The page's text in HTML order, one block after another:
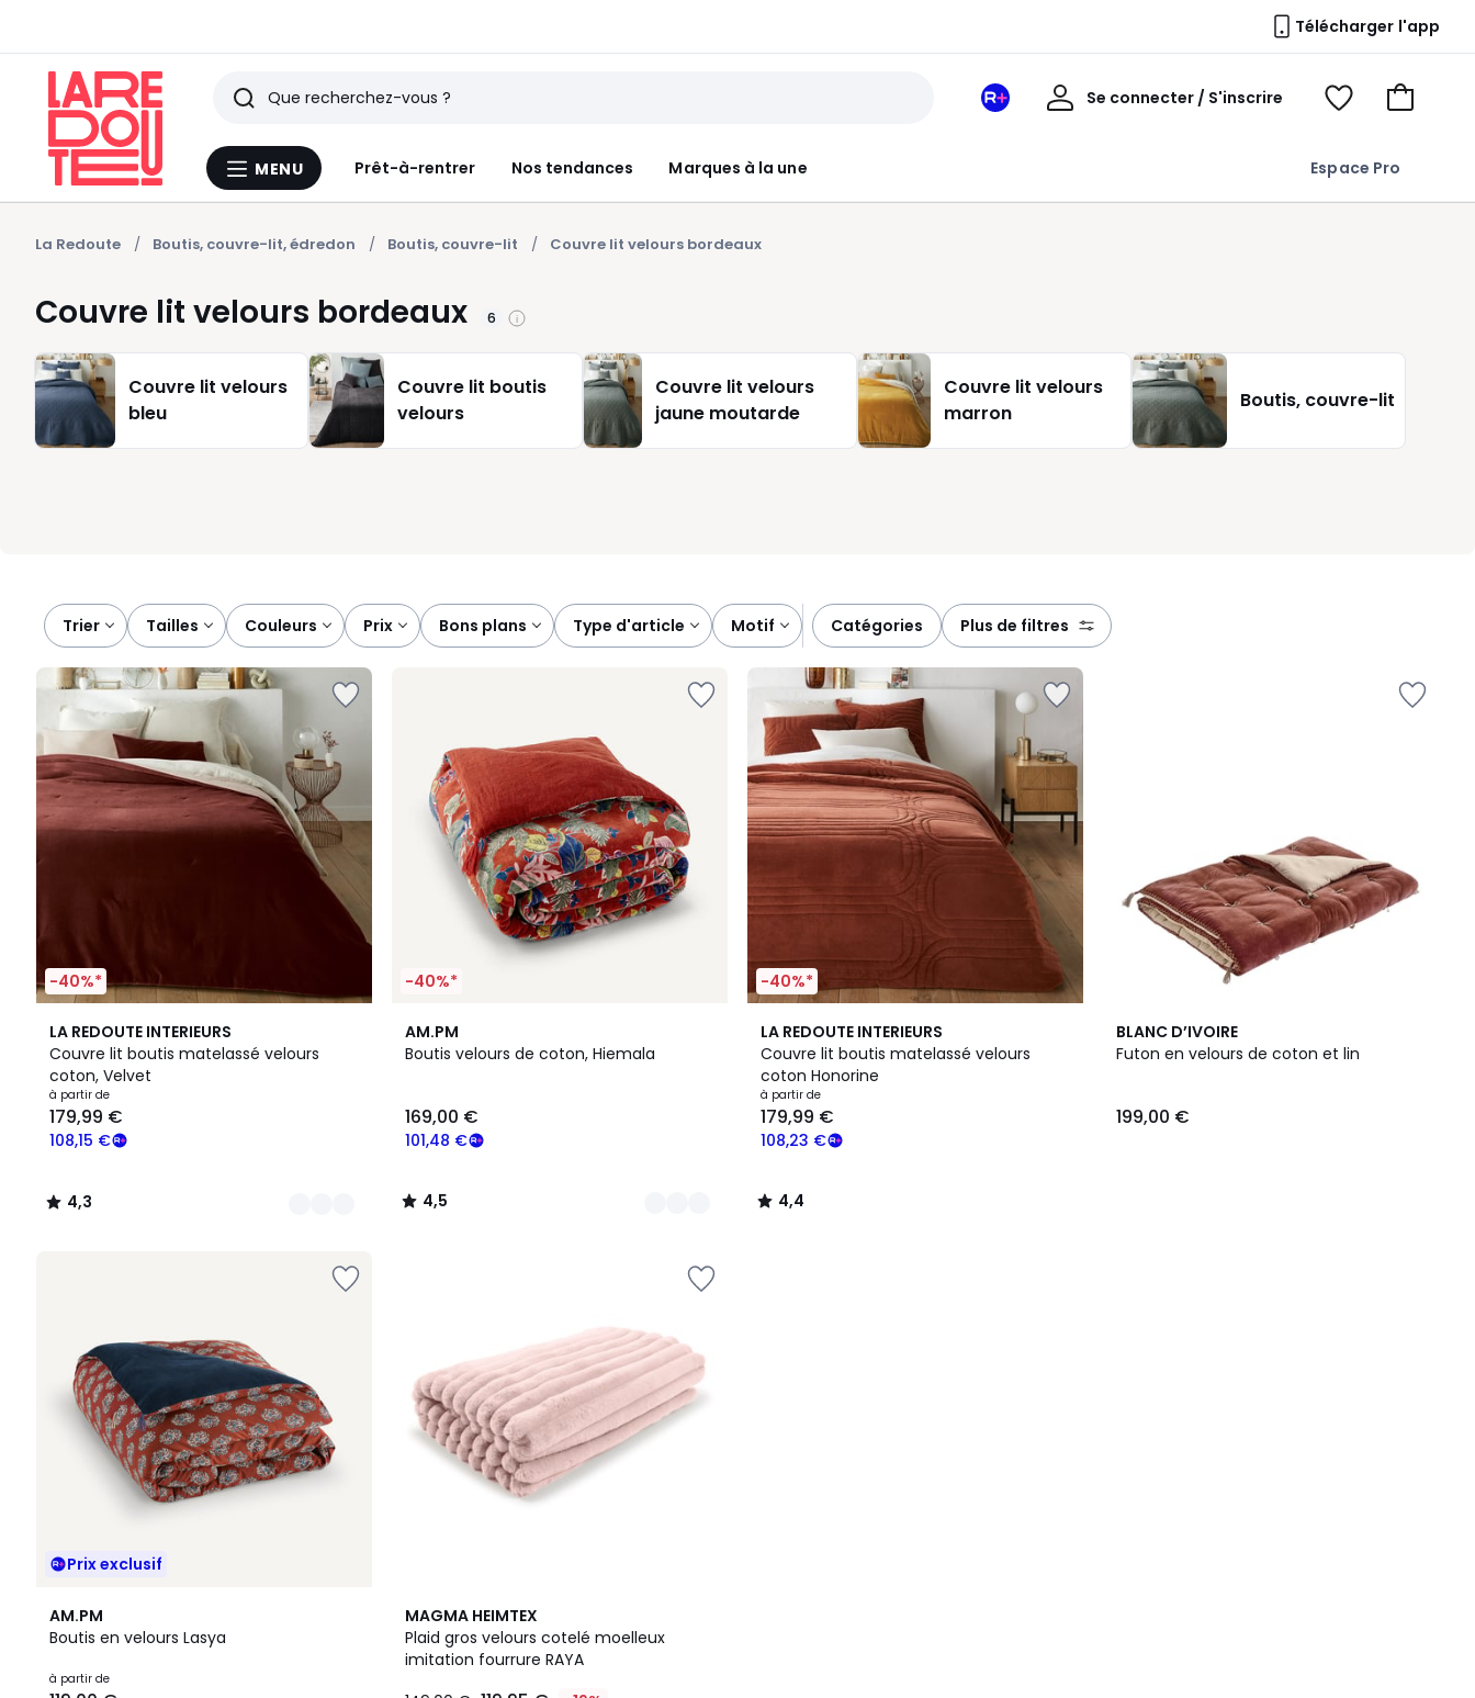
Télécharger l'app
Menu
MENU Prêt-à-rentrer Nos tendances Marques à la une Espace Pro
Rechercher
Derniers
articles
vus
Mon
Se connecter / S'inscrire
Mon
Voir
Voir
La Redoute Boutis, couvre-lit, édredon Boutis, couvre-lit Couvre lit velours bordeaux
Couvre lit velours bordeaux 6
Couvre lit velours
bleu
Couvre lit boutis
velours
Couvre lit velours
jaune moutarde
Couvre lit velours
marron
Boutis, couvre-lit
Trier tailles couleurs prix bons plans type d'article motif catégories plus de filtres
-40%*
LA REDOUTE INTERIEURS
Couvre lit boutis matelassé velours
coton, Velvet
Prix
à
partir
€
place
108,15
à partir de
108,15 €
179,99 €
4,3
/ 5
9
Couleurs
4,3
/
-40%*
AM.PM
Boutis velours de coton, Hiemala
101,48 €
169,00 €
4,5
/ 5
2
Couleurs
4,5
/
-40%*
LA REDOUTE INTERIEURS
Couvre lit boutis matelassé velours
coton Honorine
à partir de
108,23 €
179,99 €
4,4
/ 5
4,4
/
BLANC D’IVOIRE
Futon en velours de coton et lin
199,00 €
Prix exclusif
AM.PM
Boutis en velours Lasya
à partir de
4,5
/ 5
MAGMA HEIMTEX
Plaid gros velours cotelé moelleux
imitation fourrure RAYA
8
Couleurs